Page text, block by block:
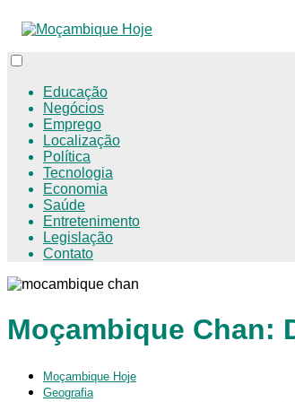
Educação
Negócios
Emprego
Localização
Política
Tecnologia
Economia
Saúde
Entretenimento
Legislação
Contato
Moçambique Chan:
Moçambique Hoje
Geografia